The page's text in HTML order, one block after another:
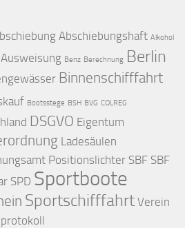
Abschiebungshaft Alkohol
Ausweisung Benz Berechnung Berlin
Binnenschifffahrt
Bootsstege BSH BVG COLREG
DSGVO Eigentum
Ladesäulen
Positionslichter SBF SBF
SPD Sportboote
Sportschifffahrt Verein